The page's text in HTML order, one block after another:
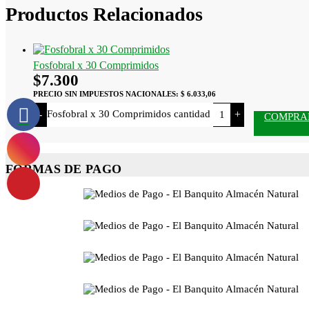
Productos Relacionados
Fosfobral x 30 Comprimidos
$7.300
PRECIO SIN IMPUESTOS NACIONALES: $ 6.033,06
- Fosfobral x 30 Comprimidos cantidad +
FORMAS DE PAGO